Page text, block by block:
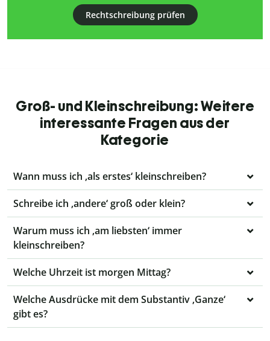
Rechtschreibung prüfen
Groß- und Kleinschreibung: Weitere
interessante Fragen aus der
Kategorie
Wann muss ich ‚als erstes‘ kleinschreiben?
Schreibe ich ‚andere‘ groß oder klein?
Warum muss ich ‚am liebsten‘ immer
kleinschreiben?
Welche Uhrzeit ist morgen Mittag?
Welche Ausdrücke mit dem Substantiv ‚Ganze‘
gibt es?